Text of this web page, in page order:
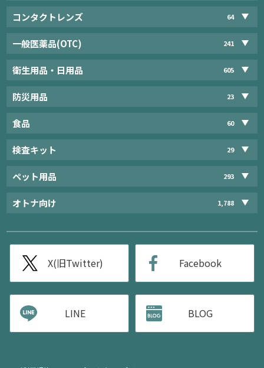
コンタクトレンズ 64
一般医薬品(OTC) 241
衛生用品・日用品 605
防災用品 23
食品 60
検査キット 29
ペット用品 293
オトナ向け 1,788
X(旧Twitter) Facebook
LINE BLOG